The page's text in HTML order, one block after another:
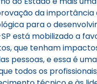
da importância
para o
está mobilizado a
que tenham
pessoas, e essa é
todos os